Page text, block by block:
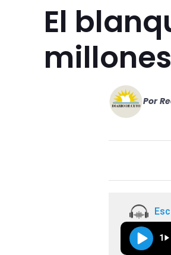
El
millones
Por
1